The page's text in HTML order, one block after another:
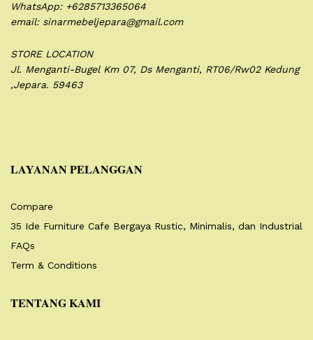
WhatsApp: +6285713365064
email: sinarmebeljepara@gmail.com
STORE LOCATION
Jl. Menganti-Bugel Km 07, Ds Menganti, RT06/Rw02 Kedung
,Jepara. 59463
LAYANAN PELANGGAN
Compare
35 Ide Furniture Cafe Bergaya Rustic, Minimalis, dan Industrial
FAQs
Term & Conditions
TENTANG KAMI